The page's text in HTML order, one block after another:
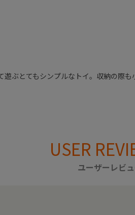
ぶとてもシンプルなトイ。収納の際も
USER
ユーザーレビ